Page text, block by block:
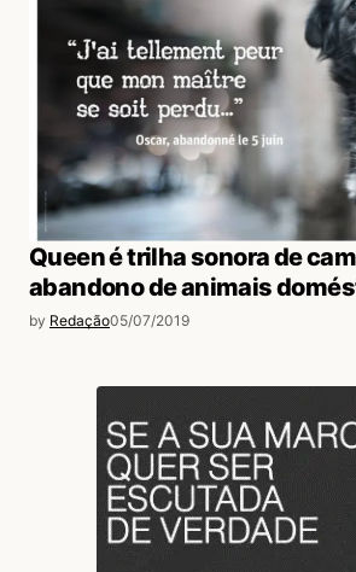
Queen é trilha sonora de
abandono de animais
by Redação05/07/2019